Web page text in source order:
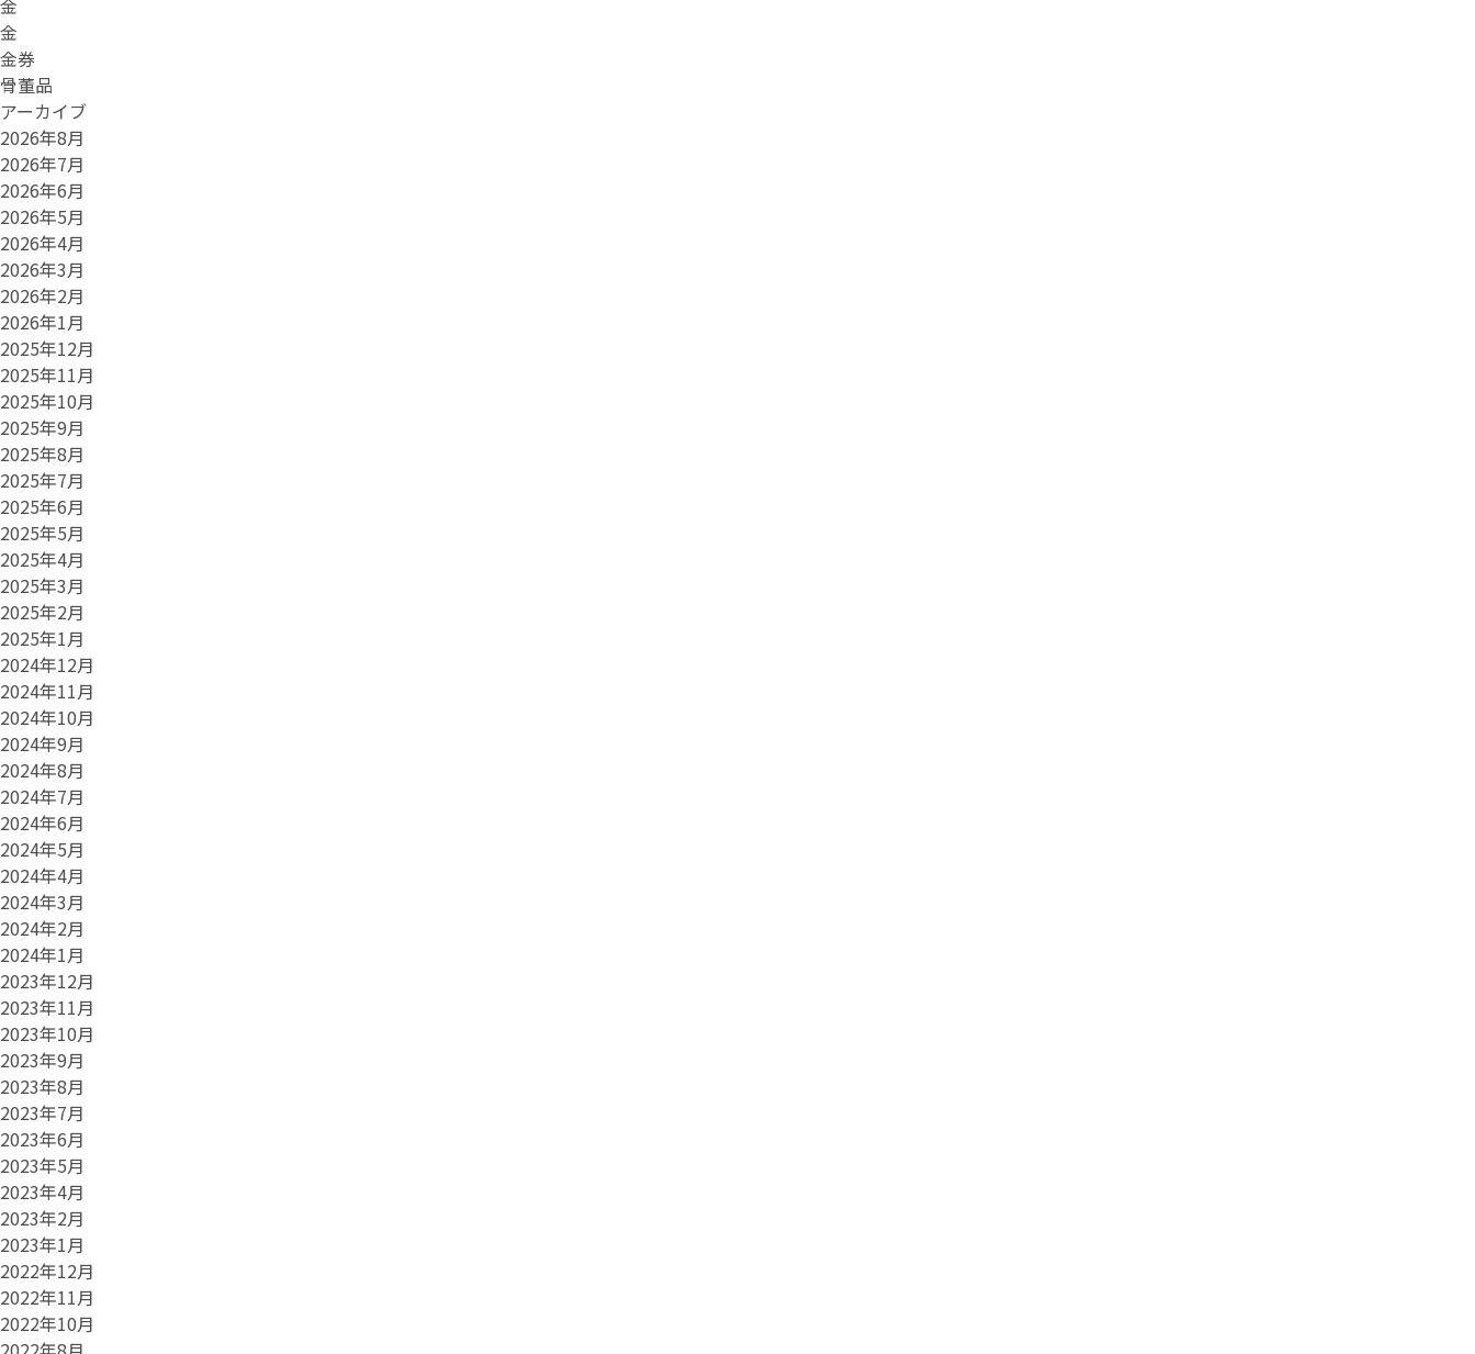
金
金
金券
骨董品
アーカイブ
2026年8月
2026年7月
2026年6月
2026年5月
2026年4月
2026年3月
2026年2月
2026年1月
2025年12月
2025年11月
2025年10月
2025年9月
2025年8月
2025年7月
2025年6月
2025年5月
2025年4月
2025年3月
2025年2月
2025年1月
2024年12月
2024年11月
2024年10月
2024年9月
2024年8月
2024年7月
2024年6月
2024年5月
2024年4月
2024年3月
2024年2月
2024年1月
2023年12月
2023年11月
2023年10月
2023年9月
2023年8月
2023年7月
2023年6月
2023年5月
2023年4月
2023年2月
2023年1月
2022年12月
2022年11月
2022年10月